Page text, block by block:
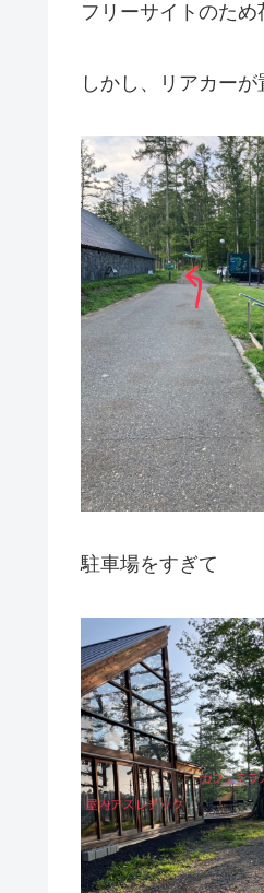
フリーサイトのため
しかし、リアカー
駐車場をすぎて